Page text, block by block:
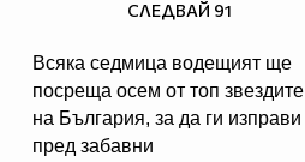
Всяка седмица водещият ще
посреща осем от топ звездите
на България, за да ги изправи
пред забавни
СЛЕДВАЙ 91